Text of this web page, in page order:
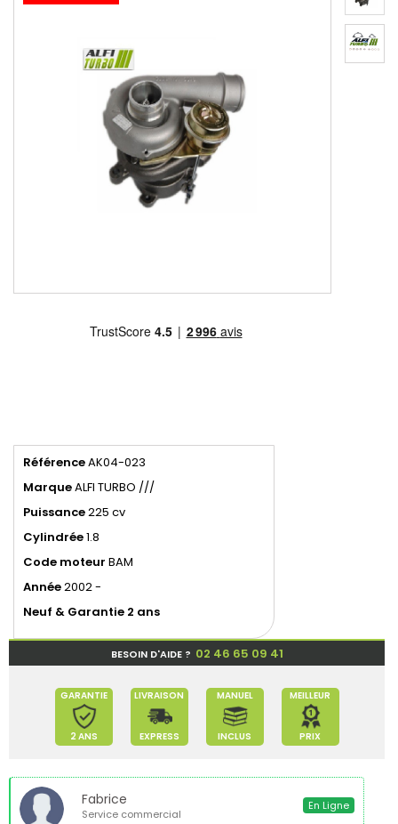
RéférenceAK04-023
MarqueALFI TURBO ///
Puissance225 cv
Cylindrée1.8
Code moteur BAM
Année2002 -
Neuf & Garantie 2 ans
BESOIN D'AIDE ? 02 46 65 09 41
GARANTIE
2 ANS
LIVRAISON
EXPRESS
MANUEL
INCLUS
MEILLEUR
PRIX
Fabrice
Service commercial
En Ligne